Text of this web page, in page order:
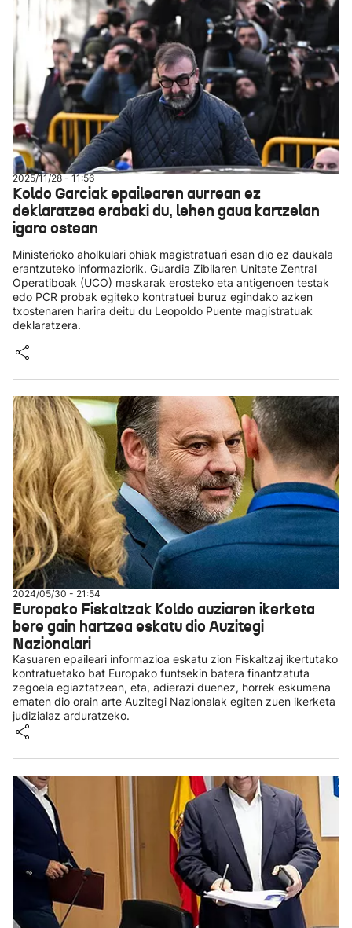
2025/11/28 - 11:56
Koldo Garciak epailearen aurrean ez
deklaratzea erabaki du, lehen gaua kartzelan
igaro ostean
Ministerioko aholkulari ohiak magistratuari esan dio ez daukala
erantzuteko informaziorik. Guardia Zibilaren Unitate Zentral
Operatiboak (UCO) maskarak erosteko eta antigenoen testak
edo PCR probak egiteko kontratuei buruz egindako azken
txostenaren harira deitu du Leopoldo Puente magistratuak
deklaratzera.
2024/05/30 - 21:54
Europako Fiskaltzak Koldo auziaren ikerketa
bere gain hartzea eskatu dio Auzitegi
Nazionalari
Kasuaren epaileari informazioa eskatu zion Fiskaltzaj ikertutako
kontratuetako bat Europako funtsekin batera finantzatuta
zegoela egiaztatzean, eta, adierazi duenez, horrek eskumena
ematen dio orain arte Auzitegi Nazionalak egiten zuen ikerketa
judizialaz arduratzeko.